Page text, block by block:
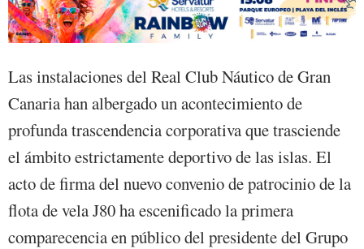
Las instalaciones del Real Club Náutico de Gran
Canaria han albergado un acontecimiento de
profunda trascendencia corporativa que trasciende
el ámbito estrictamente deportivo de las islas. El
acto de firma del nuevo convenio de patrocinio de la
flota de vela J80 ha escenificado la primera
comparecencia en público del presidente del Grupo